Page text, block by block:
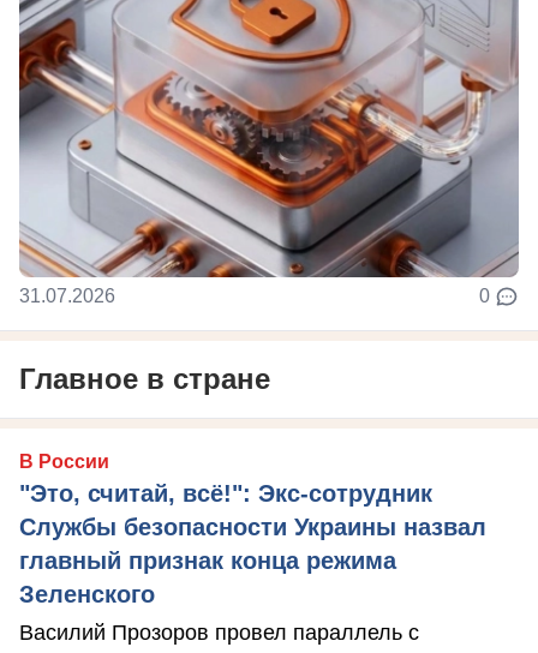
31.07.2026 0
Главное в стране
В России
"Это, считай, всё!": Экс-сотрудник
Службы безопасности Украины назвал
главный признак конца режима
Зеленского
Василий Прозоров провел параллель с